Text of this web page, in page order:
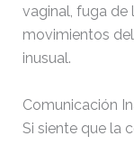
vaginal, fuga de
movimientos
inusual.
Comunicación
Si siente que la